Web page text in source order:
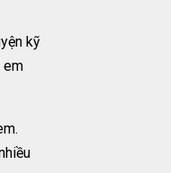
kỹ
em